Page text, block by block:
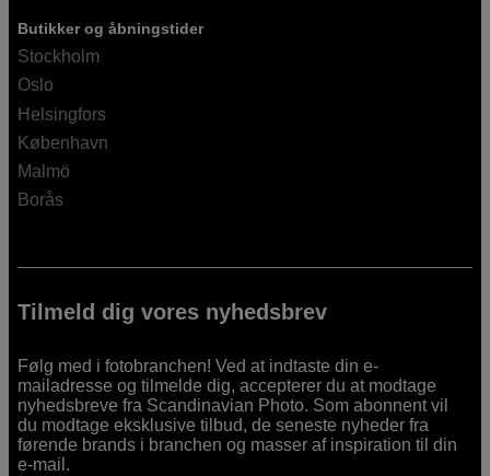
Butikker og åbningstider
Stockholm
Oslo
Helsingfors
København
Malmö
Borås
Tilmeld dig vores nyhedsbrev
Følg med i fotobranchen! Ved at indtaste din e-
mailadresse og tilmelde dig, accepterer du at modtage
nyhedsbreve fra Scandinavian Photo. Som abonnent vil
du modtage eksklusive tilbud, de seneste nyheder fra
førende brands i branchen og masser af inspiration til din
e-mail.